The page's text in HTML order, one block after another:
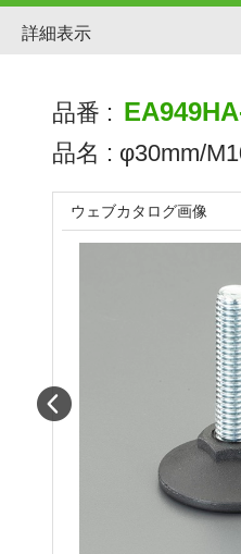
詳細表示
品番 :
品名 : φ30mm/
ウェブカタログ画像